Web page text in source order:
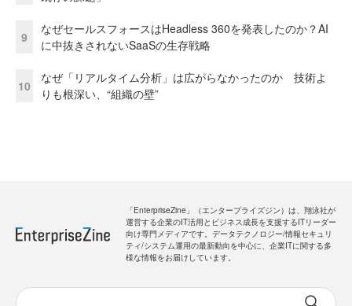
9
なぜセールスフォースはHeadless 360を発表したのか？AI
に中抜きされないSaaSの生存戦略
10
なぜ「リアルタイム分析」は広がらなかったのか 技術よ
りも根深い、“組織の壁”
「EnterpriseZine」（エンタープライズジン）は、翔泳社が
運営する企業のIT活用とビジネス成長を支援するITリーダー
向け専門メディアです。データテクノロジー/情報セキュリ
ティ/システム運用の最新動向を中心に、企業ITに関する多
様な情報をお届けしています。